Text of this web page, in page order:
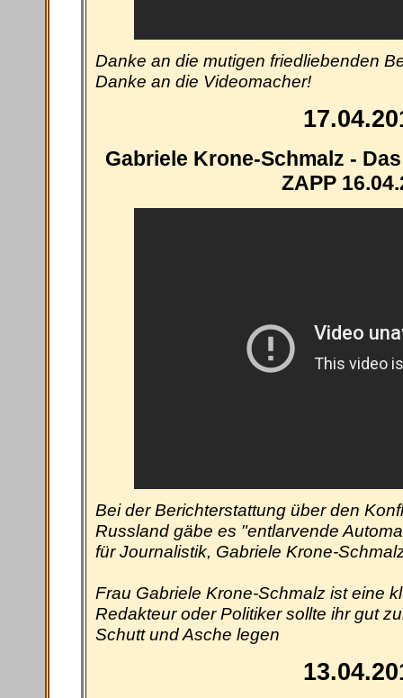
Danke an die mutigen friedliebenden
Danke an die Videomacher!
Gabriele Krone-Schmalz -
ZAPP
Bei der Berichterstattung über den
Russland gäbe es "entlarvende
für Journalistik, Gabriele Krone-
Frau Gabriele Krone-Schmalz ist eine
Redakteur oder Politiker sollte ihr gut
Schutt und Asche legen